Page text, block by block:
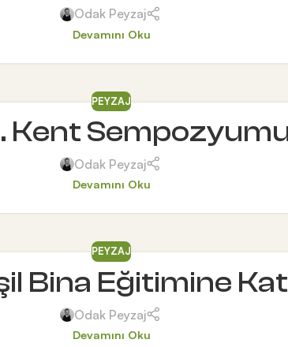
Odak Peyzaj
Devamını Oku
PEYZAJ
Odak Peyzaj
Devamını Oku
PEYZAJ
Bina Eğitimine
Odak Peyzaj
Devamını Oku